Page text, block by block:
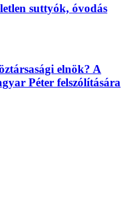
suttyók, óvodás
elnök? A
Péter felszólítására